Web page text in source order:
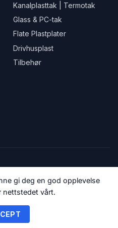
Kanalplasttak | Termotak
Glass & PC-tak
Flate Plastplater
Drivhusplast
Tilbehør
gi deg en god opplevelse
nettstedet vårt.